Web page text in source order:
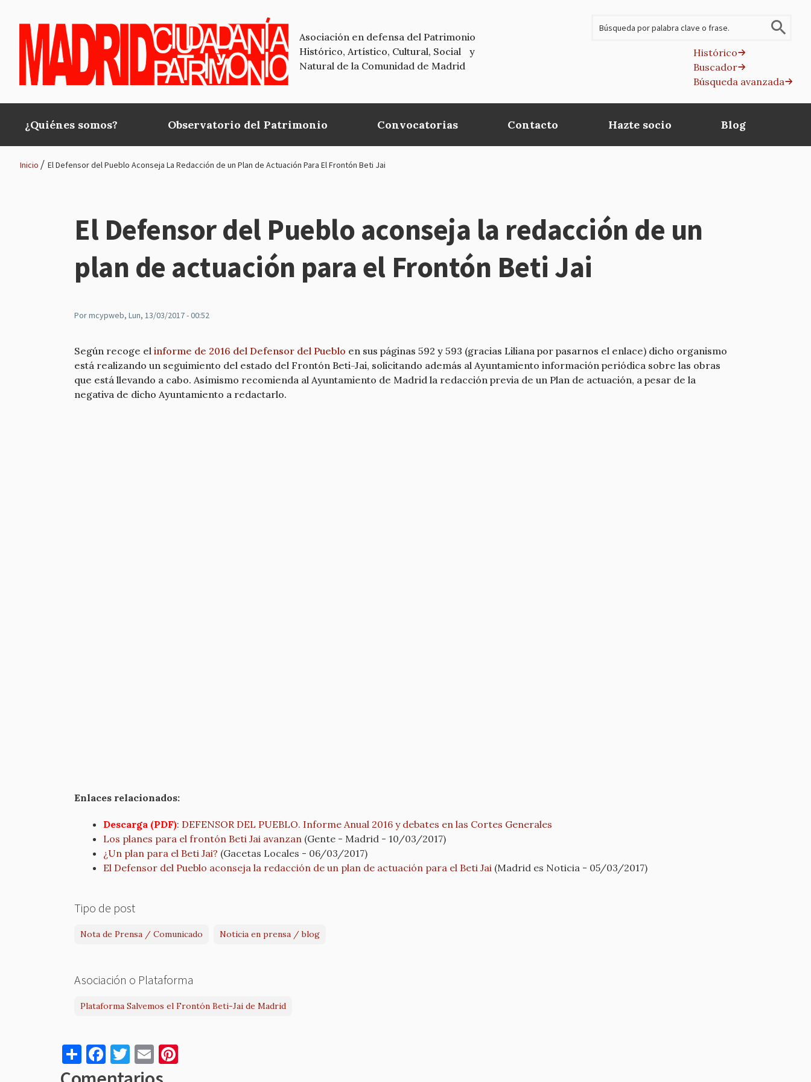
Asociación en defensa del Patrimonio
Histórico, Artístico, Cultural, Social y
Natural de la Comunidad de Madrid
Histórico
Buscador
Búsqueda avanzada
Main
navigation
¿Quiénes somos? Observatorio del Patrimonio Convocatorias Contacto Hazte socio Blog
navegación
Inicio El Defensor del Pueblo Aconseja La Redacción de un Plan de Actuación Para El Frontón Beti Jai
El Defensor del Pueblo aconseja la redacción de un
plan de actuación para el Frontón Beti Jai
Pormcypweb, Lun, 13/03/2017 - 00:52
Según recoge el informe de 2016 del Defensor del Pueblo en sus páginas 592 y 593 (gracias Liliana por pasarnos el enlace) dicho organismo
está realizando un seguimiento del estado del Frontón Beti-Jai, solicitando además al Ayuntamiento información periódica sobre las obras
que está llevando a cabo. Asímismo recomienda al Ayuntamiento de Madrid la redacción previa de un Plan de actuación, a pesar de la
negativa de dicho Ayuntamiento a redactarlo.
Enlaces relacionados:
Descarga (PDF): DEFENSOR DEL PUEBLO. Informe Anual 2016 y debates en las Cortes Generales
Los planes para el frontón Beti Jai avanzan (Gente - Madrid - 10/03/2017)
¿Un plan para el Beti Jai? (Gacetas Locales - 06/03/2017)
El Defensor del Pueblo aconseja la redacción de un plan de actuación para el Beti Jai (Madrid es Noticia - 05/03/2017)
Tipo de post
Nota de Prensa / Comunicado Noticia en prensa / blog
Asociación o Plataforma
Plataforma Salvemos el Frontón Beti-Jai de Madrid
S
h
F
a
T
w
E
m